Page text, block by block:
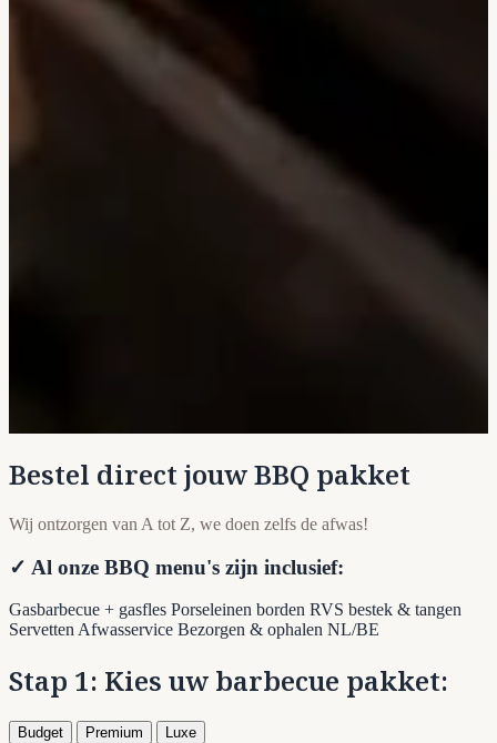
Bestel direct jouw BBQ pakket
Wij ontzorgen van A tot Z, we doen zelfs de afwas!
✓ Al onze BBQ menu's zijn inclusief:
Gasbarbecue + gasfles Porseleinen borden RVS bestek & tangen
ServettenAfwasservice Bezorgen & ophalen NL/BE
Stap 1: Kies uw barbecue pakket:
Budget Premium
Luxe